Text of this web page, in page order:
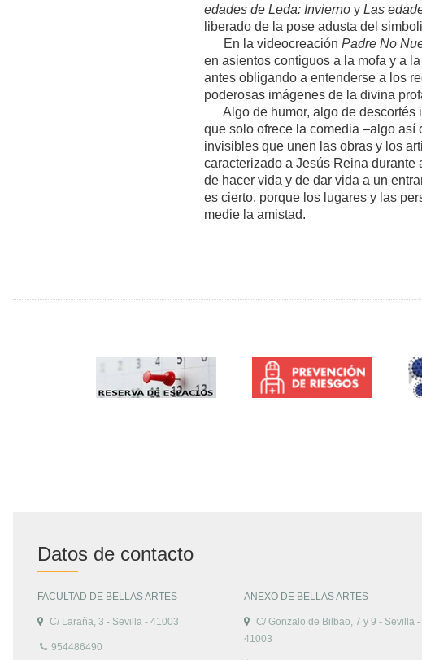
edades de Leda: Invierno y Las
liberado de la pose adusta del
En la videocreación Padre No
en asientos contiguos a la mofa y a
antes obligando a entenderse a los
poderosas imágenes de la divina
Algo de humor, algo de descortés
que solo ofrece la comedia –algo
invisibles que unen las obras y los
caracterizado a Jesús Reina durante
de hacer vida y de dar vida a un
es cierto, porque los lugares y las
medie la amistad.
Datos de contacto
FACULTAD DE BELLAS ARTES
C/ Laraña, 3 - Sevilla - 41003
954486490
ANEXO DE BELLAS ARTES
C/ Gonzalo de Bilbao, 7 y 9 - Sevilla -
41003